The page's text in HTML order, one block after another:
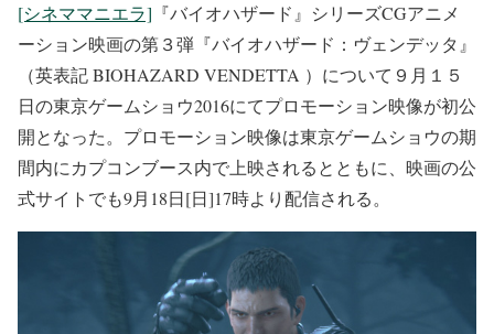
[シネママニエラ] 『バイオハザード』シリーズCGアニメ
ーション映画の第３弾『バイオハザード：ヴェンデッタ』
（英表記 BIOHAZARD VENDETTA ）について９月１５
日の東京ゲームショウ2016にてプロモーション映像が初公
開となった。プロモーション映像は東京ゲームショウの期
間内にカプコンブース内で上映されるとともに、映画の公
式サイトでも9月18日[日]17時より配信される。